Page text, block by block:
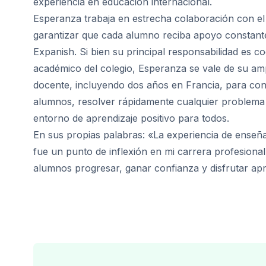
Programa 50+
Preparación para el examen
Preparación para el examen
Lecciones privadas
Málaga
Escuela de español de Málaga
Clases grupales de español
Curso nocturno en grupo
Cursos de larga duración
Programa 50+
Preparación para el examen DELE
Exam Preparation SIELE
Lecciones privadas
Esperanza trabaja en estrecha colaboración con
garantizar que cada alumno reciba apoyo
Expanish. Si bien su principal responsabilidad es
académico del colegio, Esperanza se vale de su
docente, incluyendo dos años en Francia, para
alumnos, resolver rápidamente cualquier
entorno de aprendizaje positivo para todos.
En sus propias palabras: «La experiencia de
fue un punto de inflexión en mi carrera
alumnos progresar, ganar confianza y disfrutar